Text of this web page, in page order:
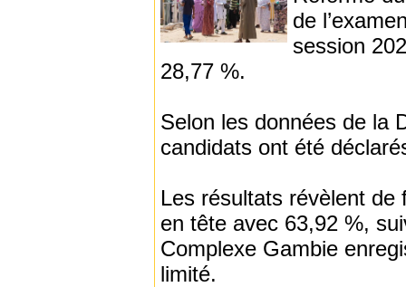
de
session
28,77 %.
Selon les données de la
candidats ont été
Les résultats révèlent de
en tête avec 63,92 %,
Complexe Gambie
limité.